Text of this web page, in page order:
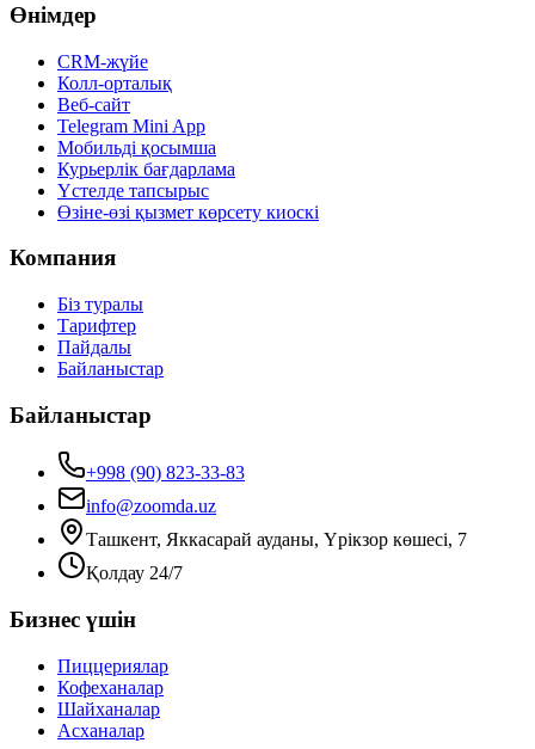
Өнімдер
CRM-жүйе
Колл-орталық
Веб-сайт
Telegram Mini App
Мобильді қосымша
Курьерлік бағдарлама
Үстелде тапсырыс
Өзіне-өзі қызмет көрсету киоскі
Компания
Біз туралы
Тарифтер
Пайдалы
Байланыстар
Байланыстар
+998 (90) 823-33-83
info@zoomda.uz
Ташкент, Яккасарай ауданы, Үрікзор көшесі, 7
Қолдау 24/7
Бизнес үшін
Пиццериялар
Кофеханалар
Шайханалар
Асханалар